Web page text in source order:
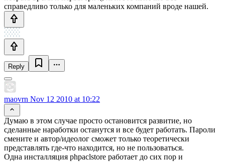
справедливо только для маленьких компаний вроде нашей.
Reply
maovrn Nov 12 2010 at 10:22
Думаю в этом случае просто остановится развитие, но
сделанные наработки останутся и все будет работать. Пароли
смените и автор/идеолог сможет только теоретически
представлять где-что находится, но не пользоваться.
Одна инсталляция phpaclstore работает до сих пор и